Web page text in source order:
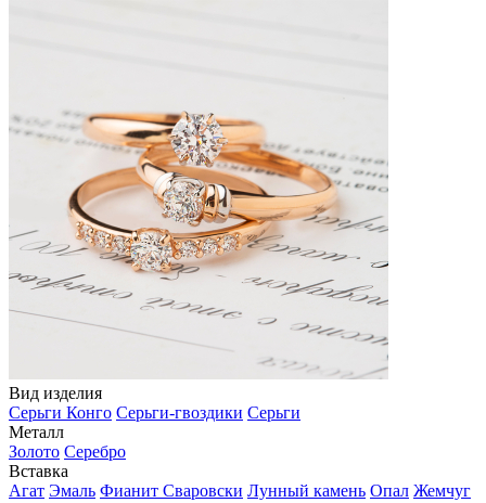
Вид изделия
Серьги Конго Серьги-гвоздики Серьги
Металл
Золото Серебро
Вставка
Агат Эмаль Фианит Сваровски Лунный камень Опал Жемчуг